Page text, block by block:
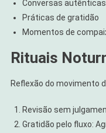
Conversas
Práticas de gratidão
Momentos de
Rituais
Reflexão do movimento
Revisão sem
Gratidão pelo fluxo: